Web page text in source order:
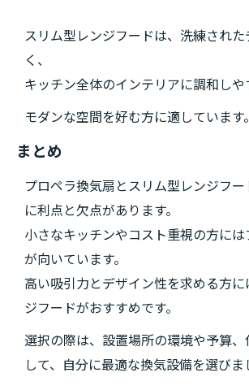
スリム型レンジフードは、洗練された
く、
キッチン全体のインテリアに調和しや
モダンな空間を好む方に適しています。
まとめ
プロペラ換気扇とスリム型レンジフ
に利点と欠点があります。
小さなキッチンやコスト重視の方には
が向いています。
高い吸引力とデザイン性を求める方に
ジフードがおすすめです。
選択の際は、設置場所の環境や予算
して、自分に最適な換気設備を選びま